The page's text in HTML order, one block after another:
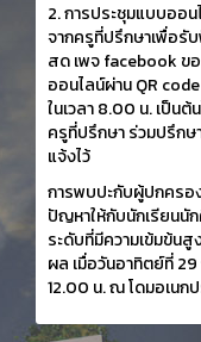
2. การประชุมแบบออ
จากครูที่ปรึกษาเพื่อรั
สด เพจ facebook ข
ออนไลน์ผ่าน QR
ในเวลา 8.00 น. เป็น
ครูที่ปรึกษา ร่วมปรึก
แจ้งไว้
การพบปะกับผู้ปกครอ
ปัญหาให้กับนักเรียนนั
ระดับที่มีความเข้มข้น
ผล เมื่อวันอาทิตย์ที่
12.00 น. ณ โดมอเนก